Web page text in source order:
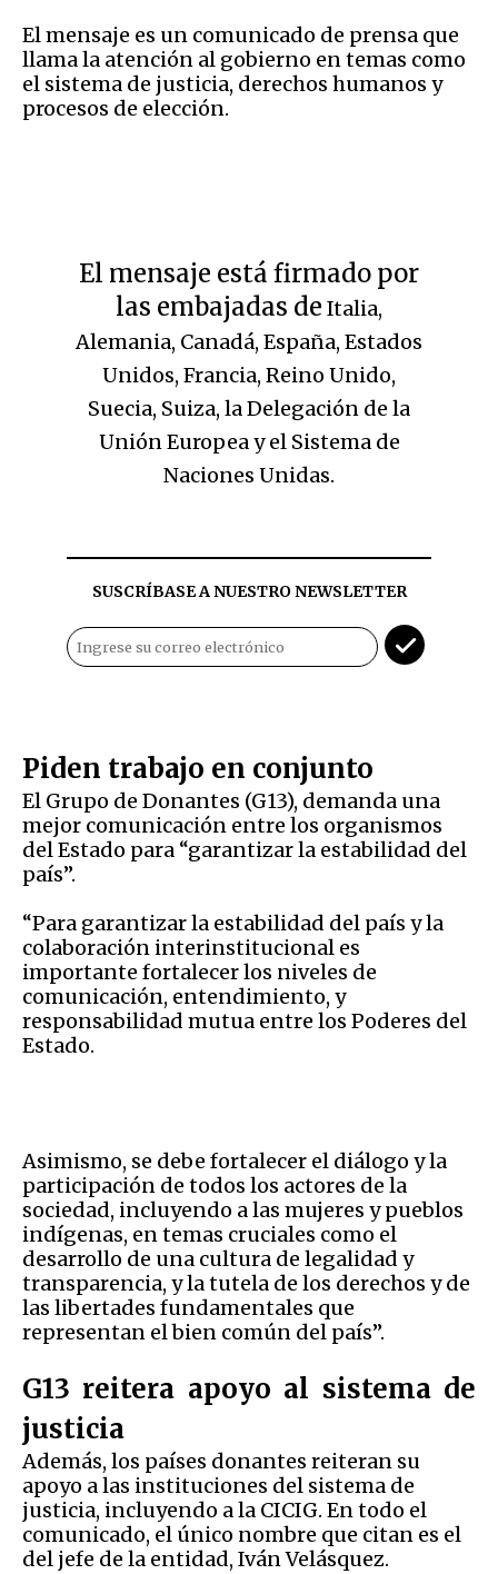
El mensaje es un comunicado de prensa que
llama la atención al gobierno en temas como
el sistema de justicia, derechos humanos y
procesos de elección.
El mensaje está firmado por
las embajadas de Italia,
Alemania, Canadá, España, Estados
Unidos, Francia, Reino Unido,
Suecia, Suiza, la Delegación de la
Unión Europea y el Sistema de
Naciones Unidas.
SUSCRÍBASE A NUESTRO NEWSLETTER
Piden trabajo en conjunto
El Grupo de Donantes (G13), demanda una
mejor comunicación entre los organismos
del Estado para “garantizar la estabilidad del
país”.
“Para garantizar la estabilidad del país y la
colaboración interinstitucional es
importante fortalecer los niveles de
comunicación, entendimiento, y
responsabilidad mutua entre los Poderes del
Estado.
Asimismo, se debe fortalecer el diálogo y la
participación de todos los actores de la
sociedad, incluyendo a las mujeres y pueblos
indígenas, en temas cruciales como el
desarrollo de una cultura de legalidad y
transparencia, y la tutela de los derechos y de
las libertades fundamentales que
representan el bien común del país”.
G13 reitera apoyo al sistema de
justicia
Además, los países donantes reiteran su
apoyo a las instituciones del sistema de
justicia, incluyendo a la CICIG. En todo el
comunicado, el único nombre que citan es el
del jefe de la entidad, Iván Velásquez.